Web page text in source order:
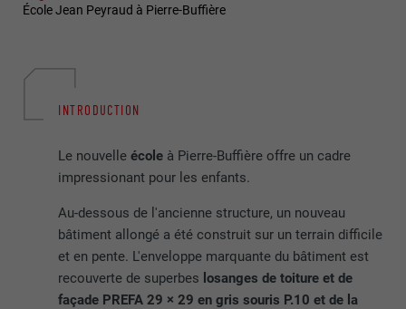
École Jean Peyraud à Pierre-Buffière
INTRODUCTION
Le nouvelleécole à Pierre-Buffière offre un cadre
impressionant pour les enfants.
Au-dessous de l'ancienne structure, un nouveau
bâtiment allongé a été construit sur un terrain difficile
et en pente. L'enveloppe marquante du bâtiment est
recouverte de superbes losanges de toiture et de
façade PREFA 29 × 29 en gris souris P.10 et de la